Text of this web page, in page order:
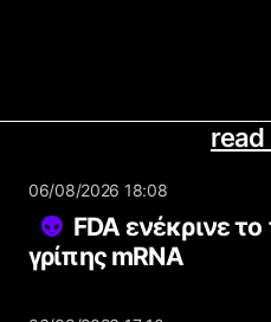
read
06/08/2026 18:08
FDA ενέκρινε
γρίπης mRNA